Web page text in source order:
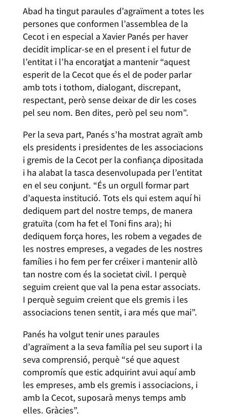
Abad ha tingut paraules d’agraïment a totes les
persones que conformen l’assemblea de la
Cecot i en especial a Xavier Panés per haver
decidit implicar-se en el present i el futur de
l’entitat i l’ha encoratjat a mantenir “aquest
esperit de la Cecot que és el de poder parlar
amb tots i tothom, dialogant, discrepant,
respectant, però sense deixar de dir les coses
pel seu nom. Ben dites, però pel seu nom”.
Per la seva part, Panés s’ha mostrat agraït amb
els presidents i presidentes de les associacions
i gremis de la Cecot per la confiança dipositada
i ha alabat la tasca desenvolupada per l’entitat
en el seu conjunt. “És un orgull formar part
d’aquesta institució. Tots els qui estem aquí hi
dediquem part del nostre temps, de manera
gratuïta (com ha fet el Toni fins ara); hi
dediquem força hores, les robem a vegades de
les nostres empreses, a vegades de les nostres
famílies i ho fem per fer créixer i mantenir allò
tan nostre com és la societat civil. I perquè
seguim creient que val la pena estar associats.
I perquè seguim creient que els gremis i les
associacions tenen sentit, i ara més que mai”.
Panés ha volgut tenir unes paraules
d’agraïment a la seva família pel seu suport i la
seva comprensió, perquè “sé que aquest
compromís que estic adquirint avui aquí amb
les empreses, amb els gremis i associacions, i
amb la Cecot, suposarà menys temps amb
elles. Gràcies”.